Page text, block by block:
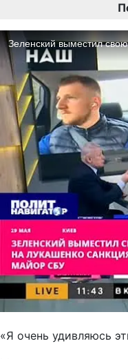
«Я очень удивляюсь